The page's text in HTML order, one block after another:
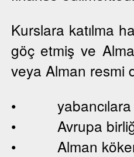
Kurslara katılma
göç etmiş ve
veya Alman resmi
• yabancılara
• Avrupa birliği
• Alman